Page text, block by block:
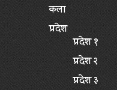
कला
प्रदेश
प्रदेश १
प्रदेश २
प्रदेश ३